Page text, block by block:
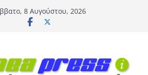
8 Αυγούστου, 2026